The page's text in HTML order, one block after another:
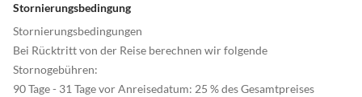
Stornierungsbedingung
Stornierungsbedingungen
Bei Rücktritt von der Reise berechnen wir folgende
Stornogebühren:
90 Tage - 31 Tage vor Anreisedatum: 25 % des Gesamtpreises